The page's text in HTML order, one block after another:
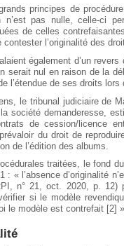
principes de
n’est pas nulle, celle-ci
de celles
contester l’originalité des
également d’un
serait nul en raison de la
l’étendue de ses droits
le tribunal judiciaire de
société demanderesse,
de cession/licence
du droit de
de l’édition des albums.
traitées, le fond
: « l’absence d’originalité
n° 21, oct. 2020, p. 12)
si le modèle
le modèle est contrefait [2]